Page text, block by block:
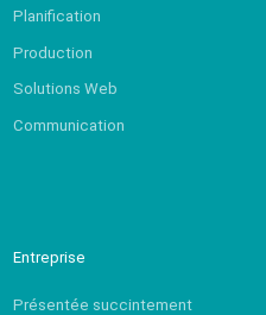
Planification
Production
Solutions Web
Communication
Entreprise
Présentée succintement